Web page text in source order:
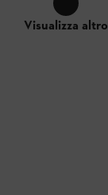
Visualizza altro